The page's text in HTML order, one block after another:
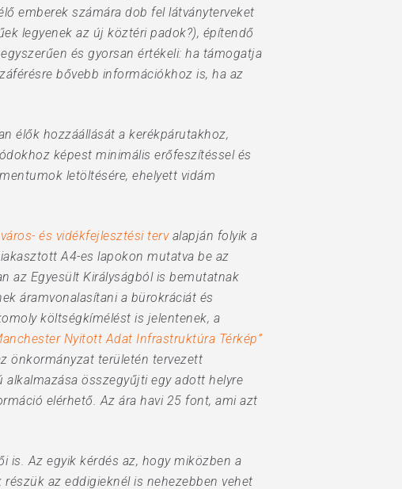
emberek számára dob fel látványterveket
legyenek az új köztéri padok?), építendő
és gyorsan értékeli: ha támogatja
bővebb információkhoz is, ha az
élők hozzáállását a kerékpárutakhoz,
képest minimális erőfeszítéssel és
letöltésére, ehelyett vidám
és vidékfejlesztési tervalapján folyik a
A4-es lapokon mutatva be az
az Egyesült Királyságból is bemutatnak
áramvonalasítani a bürokráciát és
költségkímélést is jelentenek, a
Nyitott Adat Infrastruktúra Térkép”
önkormányzat területén tervezett
összegyűjti egy adott helyre
elérhető. Az ára havi 25 font, ami azt
is. Az egyik kérdés az, hogy miközben a
az eddigieknél is nehezebben vehet